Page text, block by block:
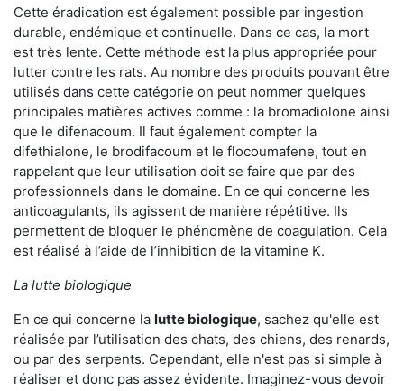
Cette éradication est également possible par ingestion
durable, endémique et continuelle. Dans ce cas, la mort
est très lente. Cette méthode est la plus appropriée pour
lutter contre les rats. Au nombre des produits pouvant être
utilisés dans cette catégorie on peut nommer quelques
principales matières actives comme : la bromadiolone ainsi
que le difenacoum. Il faut également compter la
difethialone, le brodifacoum et le flocoumafene, tout en
rappelant que leur utilisation doit se faire que par des
professionnels dans le domaine. En ce qui concerne les
anticoagulants, ils agissent de manière répétitive. Ils
permettent de bloquer le phénomène de coagulation. Cela
est réalisé à l’aide de l’inhibition de la vitamine K.
La lutte biologique
En ce qui concerne la lutte biologique, sachez qu'elle est
réalisée par l’utilisation des chats, des chiens, des renards,
ou par des serpents. Cependant, elle n'est pas si simple à
réaliser et donc pas assez évidente. Imaginez-vous devoir